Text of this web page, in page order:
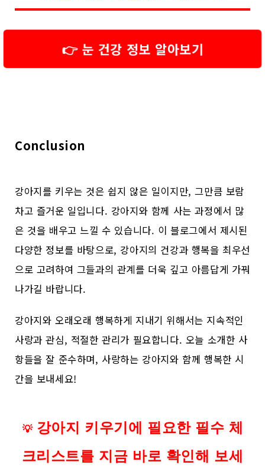
👉 눈 건강 정보 알아보기
Conclusion
강아지를 키우는 것은 쉽지 않은 일이지만, 그만큼 보람
차고 즐거운 일입니다. 강아지와 함께 사는 과정에서 많
은 것을 배우고 느낄 수 있습니다. 이 블로그에서 제시된
다양한 정보를 바탕으로, 강아지의 건강과 행복을 최우선
으로 고려하여 그들과의 관계를 더욱 깊고 아름답게 가꿔
나가길 바랍니다.
강아지와 오래오래 행복하게 지내기 위해서는 지속적인
사랑과 관심, 적절한 관리가 필요합니다. 오늘 소개한 사
항들을 잘 준수하며, 사랑하는 강아지와 함께 행복한 시
간을 보내세요!
💡 강아지 키우기에 필요한 필수 체
크리스트를 지금 바로 확인해 보세